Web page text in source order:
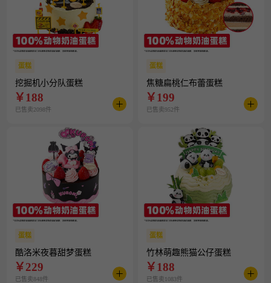
蛋糕
挖掘机小分队蛋糕
￥188
已售卖2098件
蛋糕
焦糖扁桃仁布蕾蛋糕
￥199
已售卖952件
蛋糕
酷洛米夜暮甜梦蛋糕
￥229
已售卖848件
蛋糕
竹林萌趣熊猫公仔蛋糕
￥188
已售卖1083件